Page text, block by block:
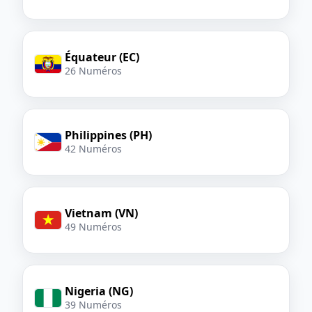
Équateur (EC)
26 Numéros
Philippines (PH)
42 Numéros
Vietnam (VN)
49 Numéros
Nigeria (NG)
39 Numéros